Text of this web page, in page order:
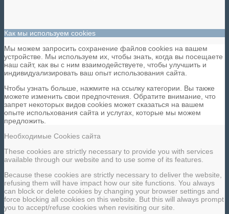
Как мы используем cookies
Мы можем запросить сохранение файлов cookies на вашем
устройстве. Мы используем их, чтобы знать, когда вы посещаете
наш сайт, как вы с ним взаимодействуете, чтобы улучшить и
индивидуализировать ваш опыт использования сайта.
Чтобы узнать больше, нажмите на ссылку категории. Вы также
можете изменить свои предпочтения. Обратите внимание, что
запрет некоторых видов cookies может сказаться на вашем
опыте испольхования сайта и услугах, которые мы можем
предложить.
Необходимые Cookies сайта
These cookies are strictly necessary to provide you with services
available through our website and to use some of its features.
Because these cookies are strictly necessary to deliver the website,
refusing them will have impact how our site functions. You always
can block or delete cookies by changing your browser settings and
force blocking all cookies on this website. But this will always prompt
you to accept/refuse cookies when revisiting our site.